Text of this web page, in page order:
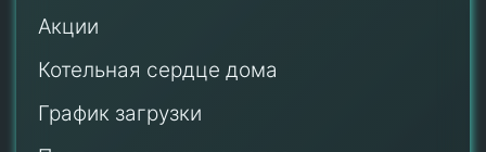
Акции
Котельная сердце дома
График загрузки